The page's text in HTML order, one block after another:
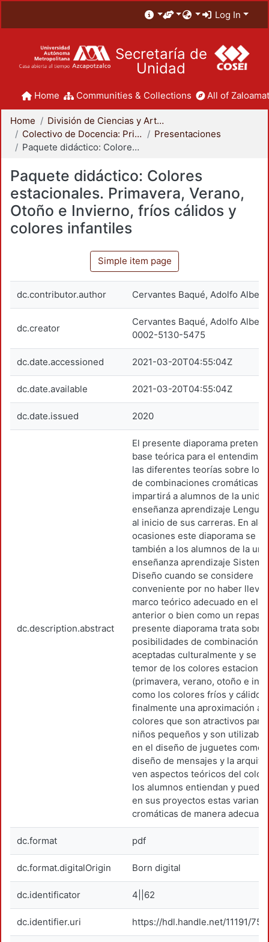
Log In
Secretaría de
Unidad
Home Communities & Collections All of
Home
División de Ciencias y Artes para el Diseño
Colectivo de Docencia: Principios Básicos del Diseño
Presentaciones
Paquete didáctico: Colores estacionales. Primavera, Verano, Otoño e Invierno, fríos cálidos y colores infantiles
Paquete didáctico: Colores
estacionales. Primavera, Verano,
Otoño e Invierno, fríos cálidos y
colores infantiles
Simple item page
dc.contributor.author Cervantes Baqué, Adolfo
dc.creator
Cervantes Baqué, Adolfo
0002-5130-5475
dc.date.accessioned 2021-03-20T04:55:04Z
dc.date.available 2021-03-20T04:55:04Z
dc.date.issued 2020
dc.description.abstract
El presente diaporama
base teórica para el
las diferentes teorías sobre los
de combinaciones cromáticas
impartirá a alumnos de la
enseñanza aprendizaje
al inicio de sus carreras. En
ocasiones este diaporama se
también a los alumnos de la
enseñanza aprendizaje
Diseño cuando se considere
conveniente por no haber
marco teórico adecuado en el
anterior o bien como un repaso.
presente diaporama trata sobre
posibilidades de combinación
aceptadas culturalmente y se
temor de los colores
(primavera, verano, otoño e
como los colores fríos y cálidos
finalmente una aproximación a
colores que son atractivos para
niños pequeños y son
en el diseño de juguetes como
diseño de mensajes y la
ven aspectos teóricos del color
los alumnos entiendan y
en sus proyectos estas
cromáticas de manera
dc.format pdf
dc.format.digitalOrigin Born digital
dc.identificator 4||62
dc.identifier.uri https://hdl.handle.net/11191/